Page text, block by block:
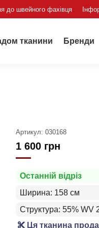
до швейного фахівця
тканини Бренди
Артикул: 030168
1 600 грн
Останній відріз
Ширина: 158 см
Структура: 55% WV
Ця тканина